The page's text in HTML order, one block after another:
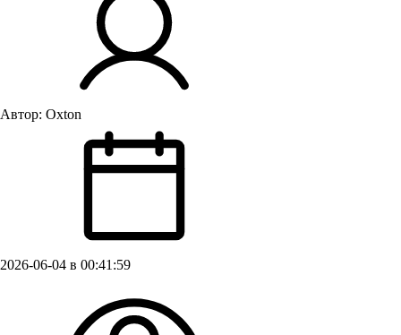
Автор: Oxton
2026-06-04 в 00:41:59